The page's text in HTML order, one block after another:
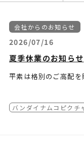
会社からのお知らせ
2026/07/16
夏季休業のお知らせ
平素は格別のご高配を
以下の期間を夏季休業
バンダイナムコピクチ